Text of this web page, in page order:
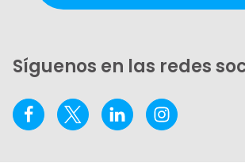
Síguenos en las redes